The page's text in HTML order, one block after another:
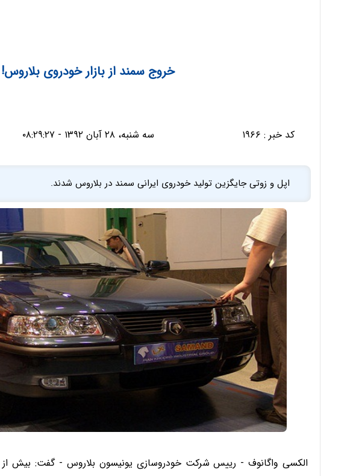
خروج سمند از بازار خودروی بلاروس!
کد خبر : ۱۹۶۶ سه شنبه، ۲۸ آبان ۱۳۹۲ - ۰۸:۲۹:۲۷
اپل و زوتی جایگزین تولید خودروی ایرانی سمند در بلاروس شدند.
الکسی واگانوف - رییس شرکت خودروسازی یونیسون بلاروس - گفت: بیش